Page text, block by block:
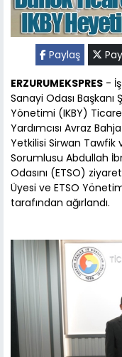
Paylaş
ERZURUMEKSPRES -
Sanayi Odası
Yönetimi (IKBY)
Yardımcısı Avraz
Yetkilisi Sirwan Tawfik
Sorumlusu Abdullah
Odasını (ETSO)
Üyesi ve ETSO
tarafından ağırlandı.